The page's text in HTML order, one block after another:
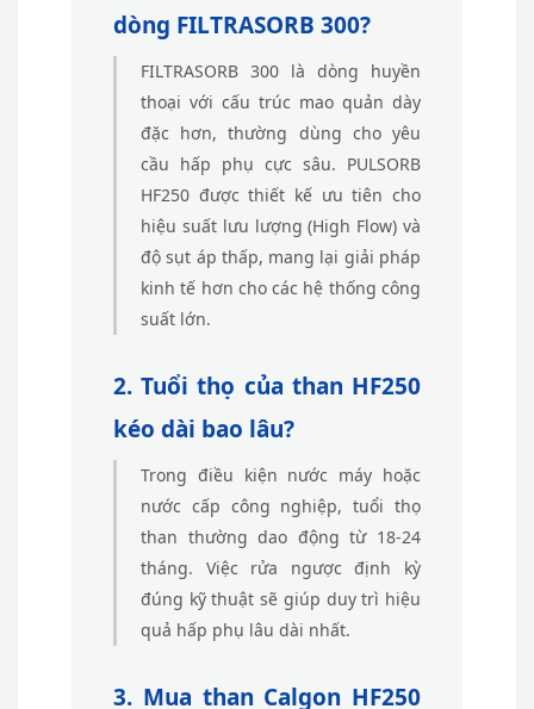
dòng FILTRASORB 300?
FILTRASORB 300 là dòng huyền
thoại với cấu trúc mao quản dày
đặc hơn, thường dùng cho yêu
cầu hấp phụ cực sâu. PULSORB
HF250 được thiết kế ưu tiên cho
hiệu suất lưu lượng (High Flow) và
độ sụt áp thấp, mang lại giải pháp
kinh tế hơn cho các hệ thống công
suất lớn.
2. Tuổi thọ của than HF250
kéo dài bao lâu?
Trong điều kiện nước máy hoặc
nước cấp công nghiệp, tuổi thọ
than thường dao động từ 18-24
tháng. Việc rửa ngược định kỳ
đúng kỹ thuật sẽ giúp duy trì hiệu
quả hấp phụ lâu dài nhất.
3. Mua than Calgon HF250